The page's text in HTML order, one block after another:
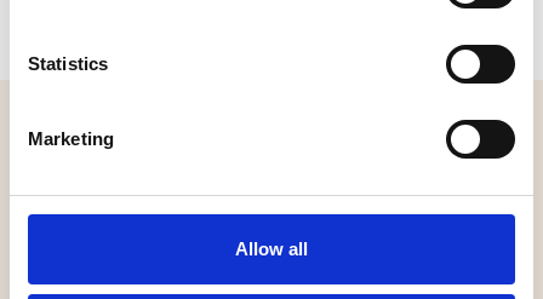
Statistics
Marketing
Allow all